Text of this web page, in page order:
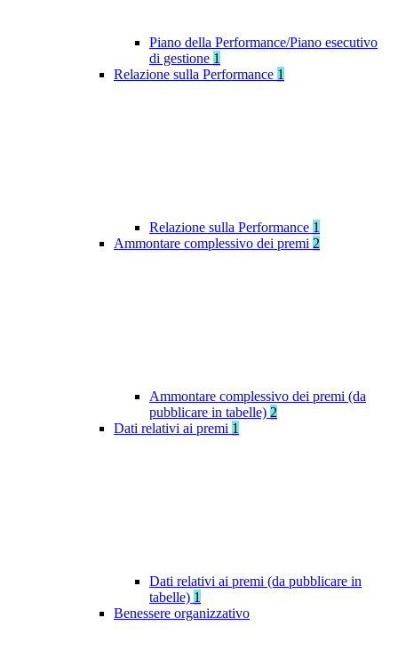
Piano della Performance/Piano esecutivo
di gestione 1
Relazione sulla Performance 1
Relazione sulla Performance 1
Ammontare complessivo dei premi 2
Ammontare complessivo dei premi (da
pubblicare in tabelle) 2
Dati relativi ai premi 1
Dati relativi ai premi (da pubblicare in
tabelle) 1
Benessere organizzativo